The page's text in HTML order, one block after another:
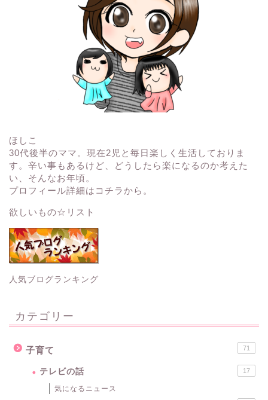
ほしこ
30代後半のママ。現在2児と毎日楽しく生活しておりま
す。辛い事もあるけど、どうしたら楽になるのか考えた
い、そんなお年頃。
プロフィール詳細はコチラから。
欲しいもの☆リスト
人気ブログランキング
カテゴリー
子育て 71
テレビの話 17
気になるニュース